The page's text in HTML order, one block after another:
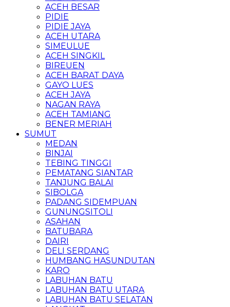
ACEH BESAR
PIDIE
PIDIE JAYA
ACEH UTARA
SIMEULUE
ACEH SINGKIL
BIREUEN
ACEH BARAT DAYA
GAYO LUES
ACEH JAYA
NAGAN RAYA
ACEH TAMIANG
BENER MERIAH
SUMUT
MEDAN
BINJAI
TEBING TINGGI
PEMATANG SIANTAR
TANJUNG BALAI
SIBOLGA
PADANG SIDEMPUAN
GUNUNGSITOLI
ASAHAN
BATUBARA
DAIRI
DELI SERDANG
HUMBANG HASUNDUTAN
KARO
LABUHAN BATU
LABUHAN BATU UTARA
LABUHAN BATU SELATAN